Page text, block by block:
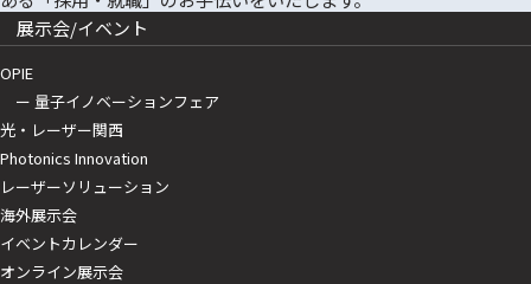
展示会/イベント
OPIE
ー 量子イノベーションフェア
光・レーザー関西
Photonics Innovation
レーザーソリューション
海外展示会
イベントカレンダー
オンライン展示会